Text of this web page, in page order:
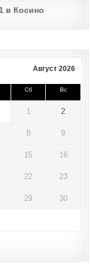
в Косино
Август 2026
Сб Вс
1 2
8 9
15 16
22 23
29 30